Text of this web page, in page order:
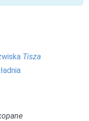
Tisza